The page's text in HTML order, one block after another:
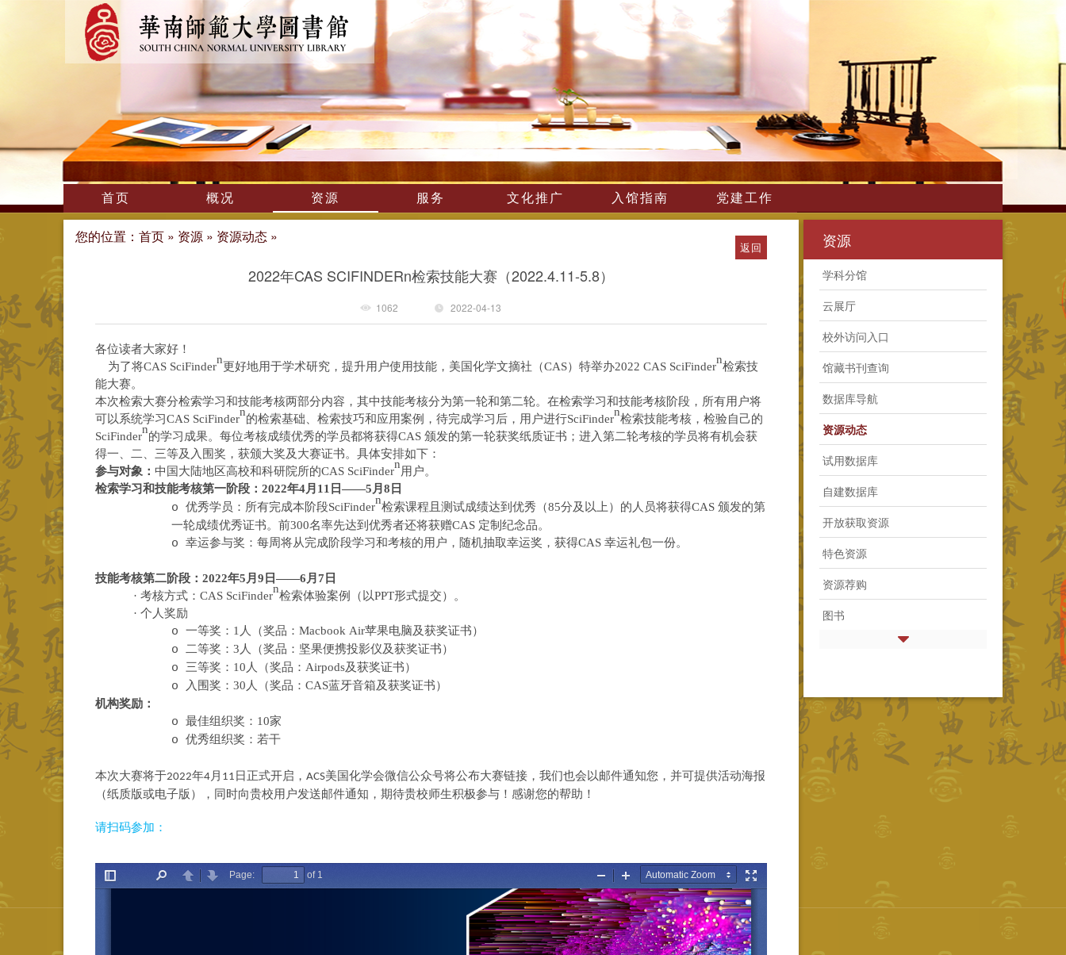
首页 概况 资源 服务 文化推广 入馆指南 党建工作
您的位置： 首页 » 资源 » 资源动态 »
2022年CAS SCIFINDERn检索技能大赛（2022.4.11-5.8）
1062 2022-04-13
返回
各位读者大家好！
为了将CAS SciFinder
n
更好地用于学术研究，提升用户使用技能， 美国化学文摘社（CAS） 特举办2022 CAS SciFinder
n
检索技
能大赛。
本次检索大赛分检索学习和技能考核两部分内容，其中技能考核分为第一轮和第二轮。在检索学习和技能考核阶段，所有用户将
可以系统学习CAS SciFinder
n
的检索基础、检索技巧和应用案例，待完成学习后，用户进行SciFinder
n
检索技能考核，检验自己的
SciFinder
n
的学习成果。 每位考核成绩优秀的学员都将获得CAS 颁发的第一轮获奖纸质证书 ；进入第二轮考核的学员将有机会获
得一、二、三等及入围奖，获颁大奖及 大赛证书。具体安排如下：
参与对象： 中国 大陆地区高校和科研院所的CAS SciFinder
n
用户。
检索学习和技能考核第一阶段 ： 2022年4月11日——5月8日
o 优秀学员：所有完成本阶段SciFinder
n
检索课程且测试成绩达到优秀（85分及 以上）的人员将获得CAS 颁发的第
一轮成绩优秀证书。前300名率先达到 优秀者还将获赠CAS 定制 纪念品。
o 幸运参与奖：每周将从完成阶段学习和考核的用户，随机抽取幸运奖 ，获得CAS 幸运礼包一份。
技能考核第二阶段： 2022年5月9日——6月7日
· 考核方式： CAS SciFinder
n
检索体验案例（以PPT形式提交）。
· 个人奖励
o 一等奖： 1人（奖品：Macbook Air苹果电脑及获奖证书）
o 二等奖： 3人（奖品：坚果便携投影仪及获奖证书）
o 三等奖： 10 人（奖品： Airpods及获奖证书）
o 入围奖： 30 人（奖品： CAS蓝牙音箱及获奖证书）
机构奖励：
o 最佳组织奖： 10家
o 优秀组织奖：若干
本次大赛将于2022年4 月 11 日正式开启， ACS美国化学会微信公众号将公布大赛链接，我们也会以邮件通知您，并可提供活动海报
（纸质版或电子版），同时向贵校用户发送邮件通知，期待贵校师生积极参与！感谢您的帮助！
请扫码参加：
资源
学科分馆
云展厅
校外访问入口
馆藏书刊查询
数据库导航
资源动态
试用数据库
自建数据库
开放获取资源
特色资源
资源荐购
图书